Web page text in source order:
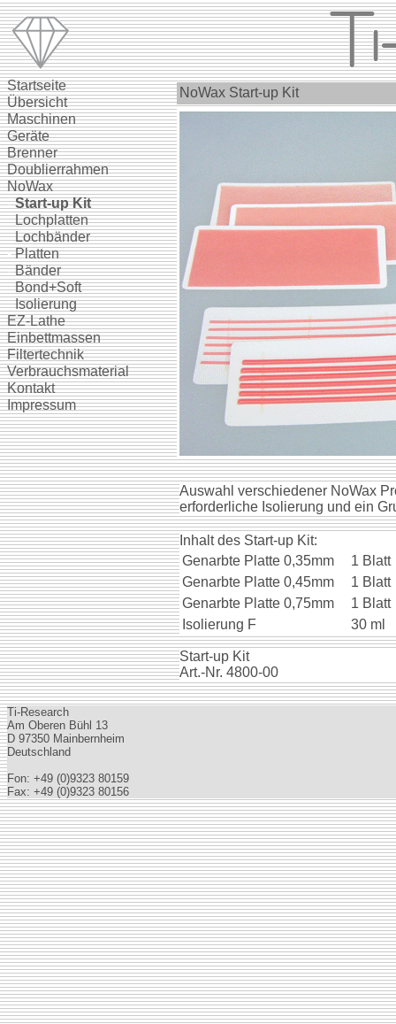
Startseite
Übersicht
Maschinen
Geräte
Brenner
Doublierrahmen
NoWax
- Start-up Kit
- Lochplatten
- Lochbänder
- Platten
- Bänder
- Bond+Soft
- Isolierung
EZ-Lathe
Einbettmassen
Filtertechnik
Verbrauchsmaterial
Kontakt
Impressum
NoWax Start-up Kit
Auswahl verschiedener NoWax
erforderliche Isolierung und ein
Inhalt des Start-up Kit:
Genarbte Platte 0,35mm
1 Blatt
Genarbte Platte 0,45mm
1 Blatt
Genarbte Platte 0,75mm
1 Blatt
Isolierung F
30 ml
Start-up Kit
Art.-Nr. 4800-00
Ti-Research
Am Oberen Bühl 13
D 97350 Mainbernheim
Deutschland
Fon: +49 (0)9323 80159
Fax: +49 (0)9323 80156